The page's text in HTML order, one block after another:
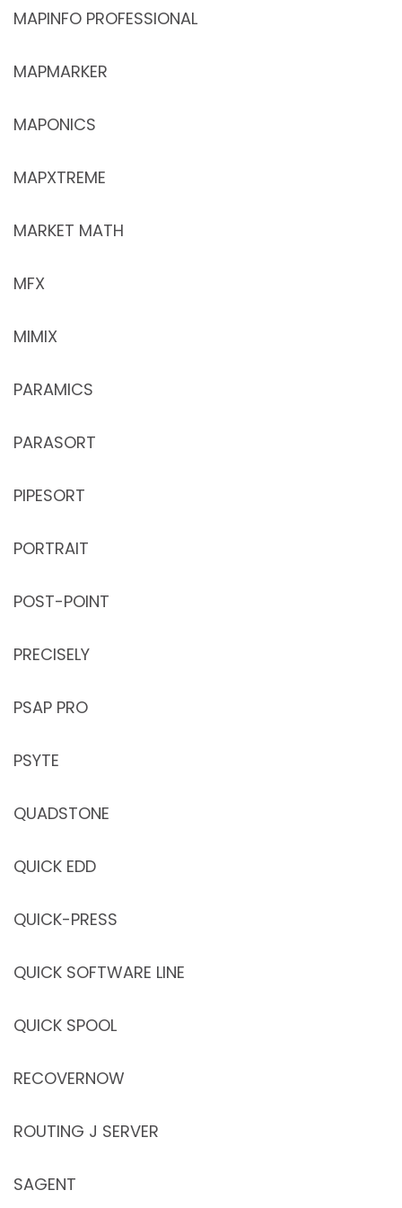
MAPINFO PROFESSIONAL
MAPMARKER
MAPONICS
MAPXTREME
MARKET MATH
MFX
MIMIX
PARAMICS
PARASORT
PIPESORT
PORTRAIT
POST-POINT
PRECISELY
PSAP PRO
PSYTE
QUADSTONE
QUICK EDD
QUICK-PRESS
QUICK SOFTWARE LINE
QUICK SPOOL
RECOVERNOW
ROUTING J SERVER
SAGENT